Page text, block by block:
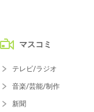
マスコミ
テレビ/ラジオ
音楽/芸能/制作
新聞